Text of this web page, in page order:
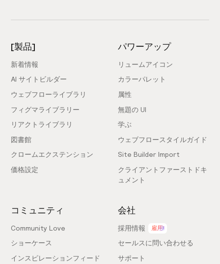
[製品]
新着情報
AI サイトビルダー
ウェブフローライブラリ
フィグマライブラリー
リアクトライブラリ
図書館
クロームエクステンション
価格設定
パワーアップ
リュームアイコン
カラーパレット
属性
無題の UI
学ぶ
ウェブフロースタイルガイド
Site Builder Import
クライアントファーストドキ
ュメント
コミュニティ
Community Love
ショーケース
インスピレーションフィード
会社
採用情報 雇用!
セールスに問い合わせる
サポート